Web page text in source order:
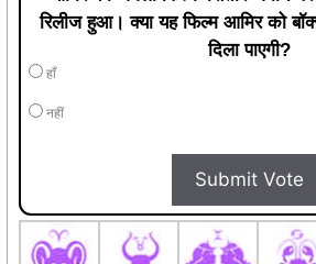
रिलीज हुआ। क्या यह फिल्म आमिर को
दिला पाएगी?
हाँ
नहीं
Submit Vote